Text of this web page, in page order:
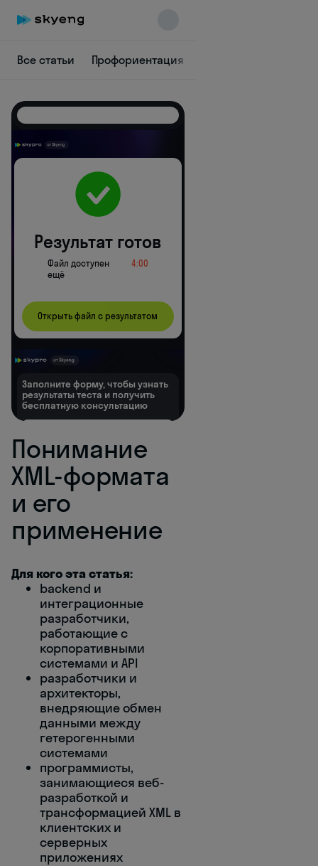
Все статьи Профориентация
Понимание
XML-формата
и его
применение
Для кого эта статья:
backend и
интеграционные
разработчики,
работающие с
корпоративными
системами и API
разработчики и
архитекторы,
внедряющие обмен
данными между
гетерогенными
системами
программисты,
занимающиеся веб-
разработкой и
трансформацией XML в
клиентских и
серверных
приложениях
Skyeng Chat